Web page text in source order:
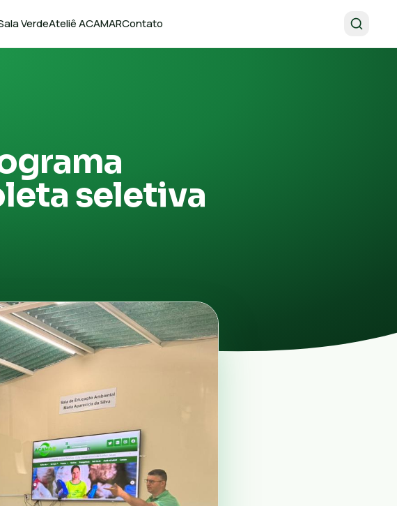
VerdeAteliê ACAMARContato
seletiva